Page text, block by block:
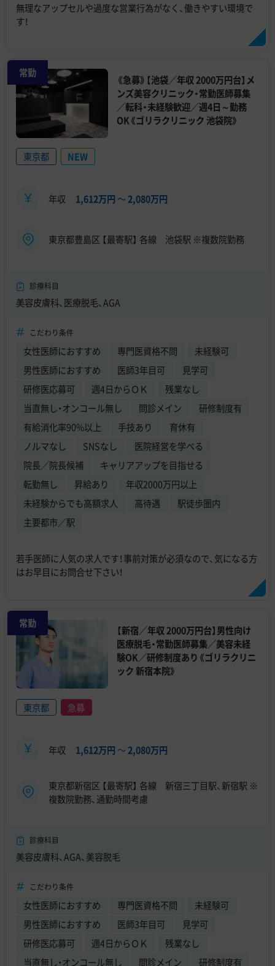
無理なアップセルや過度な営業行為がなく、働きやすい環境で
す！
常勤
《急募》【池袋／年収 2000万円台】メ
ンズ美容クリニック・常勤医師募集
／転科・未経験歓迎／週4日～勤務
OK《ゴリラクリニック 池袋院》
東京都 NEW
年収 1,612万円 〜2,080万円
東京都豊島区 【最寄駅】 各線 池袋駅 ※複数院勤務
診療科目
美容皮膚科、医療脱毛、AGA
こだわり条件
女性医師におすすめ 専門医資格不問
未経験可
男性医師におすすめ
医師3年目可
見学可
研修医応募可
週4日からＯＫ
残業なし
当直無し・オンコール無し
問診メイン
研修制度有
有給消化率90%以上
手技あり
育休有
ノルマなし
SNSなし
医院経営を学べる
院長／院長候補
キャリアアップを目指せる
転勤無し
昇給あり
年収2000万円以上
未経験からでも高額求人
高待遇
駅徒歩圏内
主要都市／駅
若手医師に人気の求人です！事前対策が必須なので、気になる方
はお早目にお問合せ下さい！
常勤
【新宿／年収 2000万円台】男性向け
医療脱毛・常勤医師募集／美容未経
験OK／研修制度あり《ゴリラクリニ
ック 新宿本院》
東京都 急募
年収 1,612万円 〜2,080万円
東京都新宿区 【最寄駅】 各線 新宿三丁目駅、新宿駅 ※
複数院勤務、通勤時間考慮
診療科目
美容皮膚科、AGA、美容脱毛
こだわり条件
女性医師におすすめ 専門医資格不問
未経験可
男性医師におすすめ
医師3年目可
見学可
研修医応募可
週4日からＯＫ
残業なし
当直無し・オンコール無し
問診メイン 研修制度有